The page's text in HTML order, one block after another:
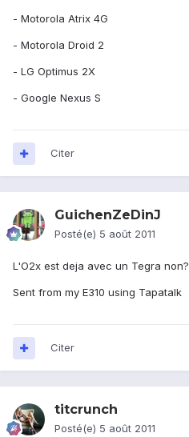
- Motorola Atrix 4G
- Motorola Droid 2
- LG Optimus 2X
- Google Nexus S
Citer
GuichenZeDinJ
Posté(e) 5 août 2011
L'O2x est deja avec un Tegra non?
Sent from my E310 using Tapatalk
Citer
titcrunch
Posté(e) 5 août 2011